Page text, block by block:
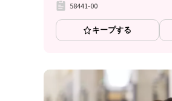
58441-00
キープする